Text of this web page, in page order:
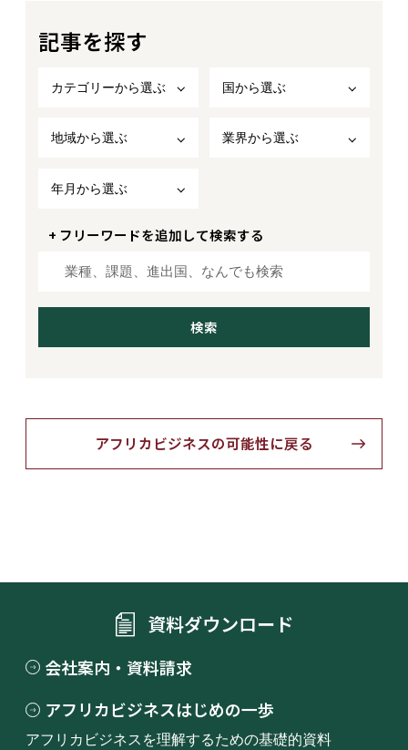
記事を探す
カテゴリーから選ぶ 国から選ぶ
地域から選ぶ 業界から選ぶ
年月から選ぶ
+ フリーワードを追加して検索する
アフリカビジネスの可能性に戻る
資料ダウンロード
会社案内・資料請求
アフリカビジネスはじめの一歩
アフリカビジネスを理解するための基礎的資料